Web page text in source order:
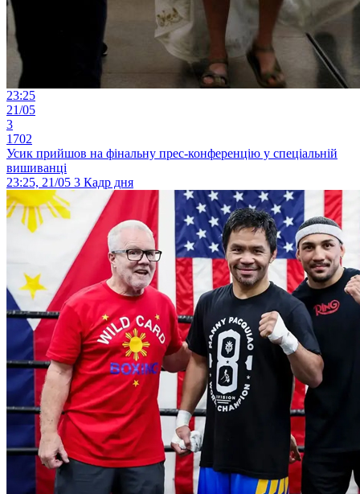
23:25
21/05
3
1702
Усик прийшов на фінальну прес-конференцію у спеціальній
вишиванці
23:25, 21/05 3 Кадр дня